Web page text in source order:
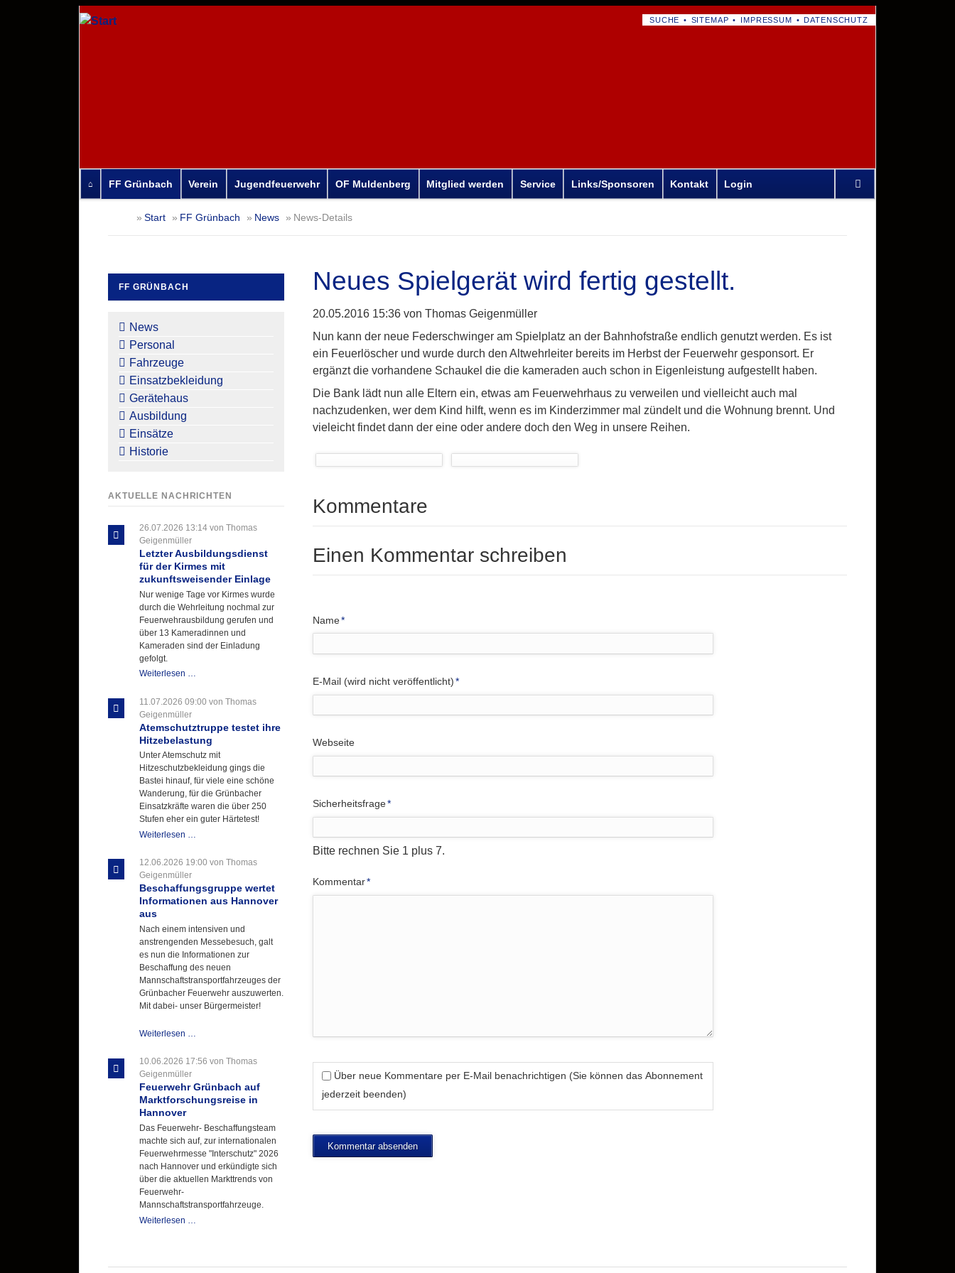
NAVIGATION
SUCHE SITEMAP IMPRESSUM DATENSCHUTZ
überspringen
FF Grünbach Verein Jugendfeuerwehr OF Muldenberg Mitglied werden Service Links/Sponsoren Kontakt Login
überspringen
Start FF Grünbach News News-Details
Neues Spielgerät wird fertig gestellt.
20.05.2016 15:36 von Thomas Geigenmüller
Nun kann der neue Federschwinger am Spielplatz an der Bahnhofstraße endlich genutzt werden. Es ist
ein Feuerlöscher und wurde durch den Altwehrleiter bereits im Herbst der Feuerwehr gesponsort. Er
ergänzt die vorhandene Schaukel die die kameraden auch schon in Eigenleistung aufgestellt haben.
Die Bank lädt nun alle Eltern ein, etwas am Feuerwehrhaus zu verweilen und vielleicht auch mal
nachzudenken, wer dem Kind hilft, wenn es im Kinderzimmer mal zündelt und die Wohnung brennt. Und
vieleicht findet dann der eine oder andere doch den Weg in unsere Reihen.
Kommentare
Einen Kommentar schreiben
Pflichtfeld
Name*
Pflichtfeld
E-Mail (wird nicht veröffentlicht)*
Webseite
Pflichtfeld
Sicherheitsfrage*
Bitte rechnen Sie 1 plus 7.
Pflichtfeld
Kommentar*
Über neue Kommentare per E-Mail benachrichtigen (Sie können das Abonnement
jederzeit beenden)
Kommentar absenden
FF GRÜNBACH
überspringen
News
Personal
Fahrzeuge
Einsatzbekleidung
Gerätehaus
Ausbildung
Einsätze
Historie
AKTUELLE NACHRICHTEN
26.07.2026 13:14 von Thomas
Geigenmüller
Letzter Ausbildungsdienst
für der Kirmes mit
zukunftsweisender Einlage
Nur wenige Tage vor Kirmes wurde
durch die Wehrleitung nochmal zur
Feuerwehrausbildung gerufen und
über 13 Kameradinnen und
Kameraden sind der Einladung
gefolgt.
Weiterlesen …
für
Kirmes
mit
zukunftsweisender
Einlage
11.07.2026 09:00 von Thomas
Geigenmüller
Atemschutztruppe testet ihre
Hitzebelastung
Unter Atemschutz mit
Hitzeschutzbekleidung gings die
Bastei hinauf, für viele eine schöne
Wanderung, für die Grünbacher
Einsatzkräfte waren die über 250
Stufen eher ein guter Härtetest!
Weiterlesen …
ihre
12.06.2026 19:00 von Thomas
Geigenmüller
Beschaffungsgruppe wertet
Informationen aus Hannover
aus
Nach einem intensiven und
anstrengenden Messebesuch, galt
es nun die Informationen zur
Beschaffung des neuen
Mannschaftstransportfahrzeuges der
Grünbacher Feuerwehr auszuwerten.
Mit dabei- unser Bürgermeister!
Weiterlesen …
Informationen
Hannover
aus
10.06.2026 17:56 von Thomas
Geigenmüller
Feuerwehr Grünbach auf
Marktforschungsreise in
Hannover
Das Feuerwehr- Beschaffungsteam
machte sich auf, zur internationalen
Feuerwehrmesse "Interschutz" 2026
nach Hannover und erkündigte sich
über die aktuellen Markttrends von
Feuerwehr-
Mannschaftstransportfahrzeuge.
Weiterlesen …
in